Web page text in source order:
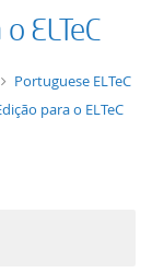
title descending
format ascending
ELTeC
Portuguese ELTeC
para o ELTeC